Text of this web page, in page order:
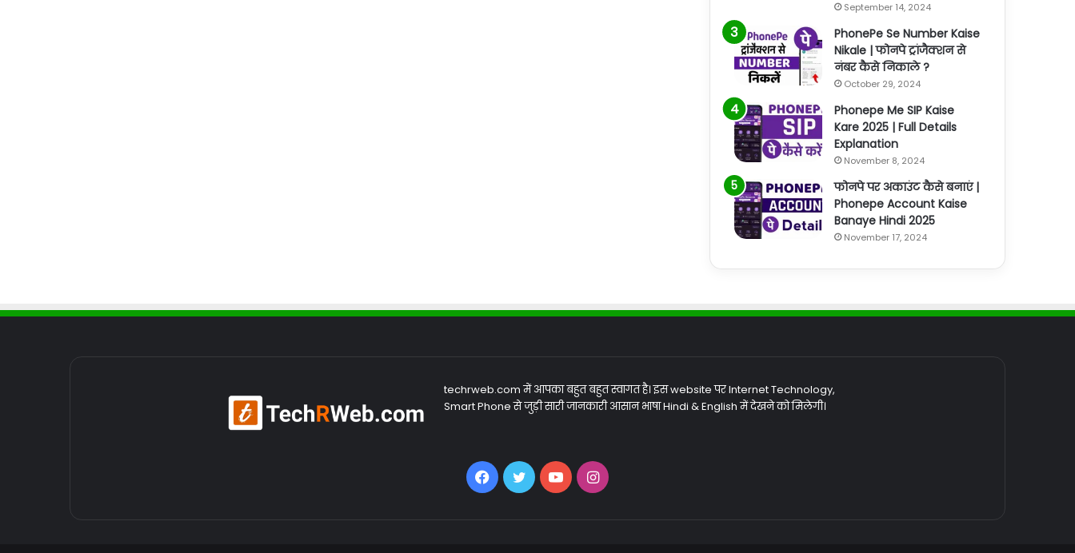
September 14, 2024
PhonePe Se Number Kaise
Nikale | फोनपे ट्रांजैक्शन से
नंबर कैसे निकाले ?
October 29, 2024
Phonepe Me SIP Kaise
Kare 2025 | Full Details
Explanation
November 8, 2024
फोनपे पर अकाउंट कैसे बनाएं |
Phonepe Account Kaise
Banaye Hindi 2025
November 17, 2024
techrweb.com में आपका बहुत बहुत स्वागत है। इस website पर Internet Technology,
Smart Phone से जुड़ी सारी जानकारी आसान भाषा Hindi & English में देखने को मिलेगी।
Facebook
TwitterYouTubeInstagram